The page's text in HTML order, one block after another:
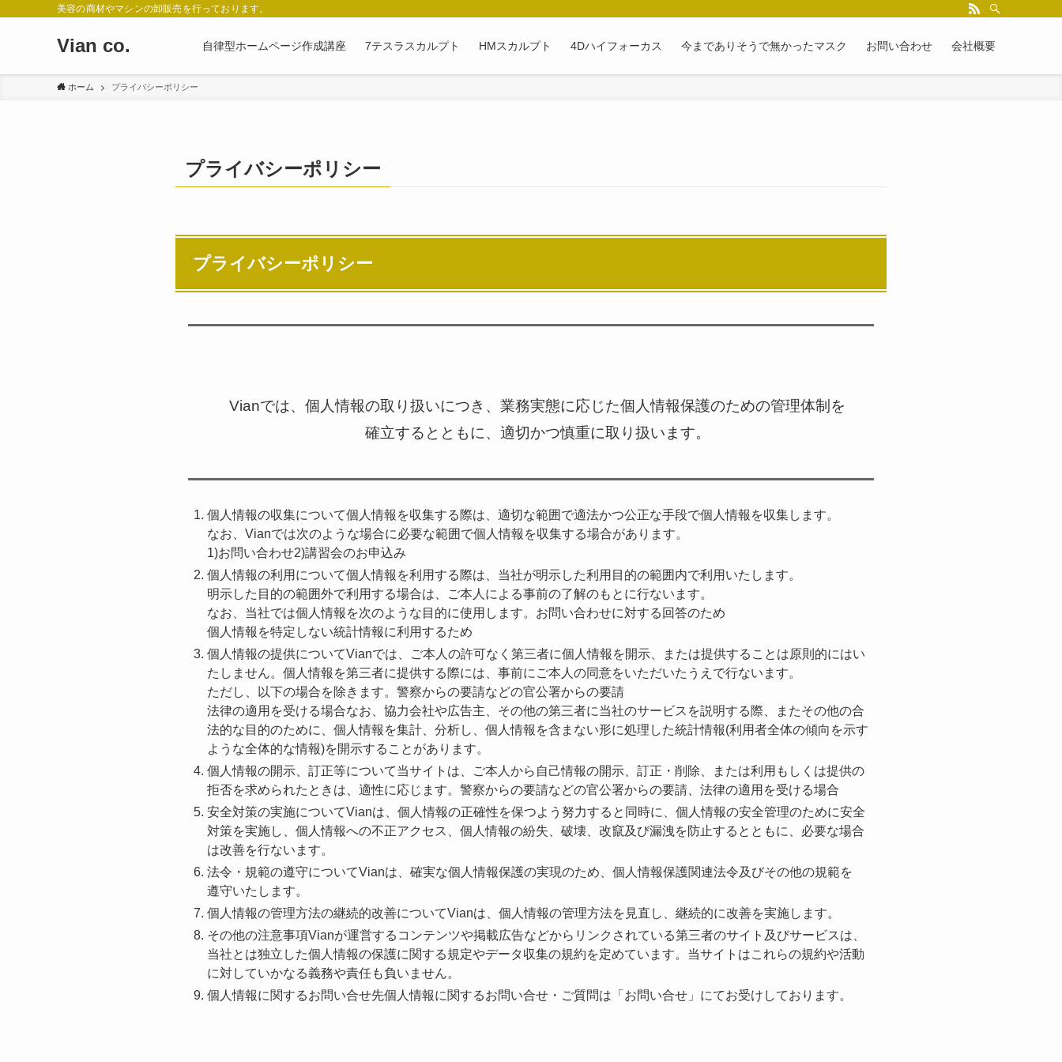
美容の商材やマシンの卸販売を行っております。
Vian co. 自律型ホームページ作成講座 7テスラスカルプト HMスカルプト 4Dハイフォーカス 今までありそうで無かったマスク お問い合わせ 会社概要
ホーム プライバシーポリシー
プライバシーポリシー
プライバシーポリシー
Vianでは、個人情報の取り扱いにつき、業務実態に応じた個人情報保護のための管理体制を
確立するとともに、適切かつ慎重に取り扱います。
個人情報の収集について個人情報を収集する際は、適切な範囲で適法かつ公正な手段で個人情報を収集します。
なお、Vianでは次のような場合に必要な範囲で個人情報を収集する場合があります。
1)お問い合わせ2)講習会のお申込み
個人情報の利用について個人情報を利用する際は、当社が明示した利用目的の範囲内で利用いたします。
明示した目的の範囲外で利用する場合は、ご本人による事前の了解のもとに行ないます。
なお、当社では個人情報を次のような目的に使用します。お問い合わせに対する回答のため
個人情報を特定しない統計情報に利用するため
個人情報の提供についてVianでは、ご本人の許可なく第三者に個人情報を開示、または提供することは原則的にはい
たしません。個人情報を第三者に提供する際には、事前にご本人の同意をいただいたうえで行ないます。
ただし、以下の場合を除きます。警察からの要請などの官公署からの要請
法律の適用を受ける場合なお、協力会社や広告主、その他の第三者に当社のサービスを説明する際、またその他の合
法的な目的のために、個人情報を集計、分析し、個人情報を含まない形に処理した統計情報(利用者全体の傾向を示す
ような全体的な情報)を開示することがあります。
個人情報の開示、訂正等について当サイトは、ご本人から自己情報の開示、訂正・削除、または利用もしくは提供の
拒否を求められたときは、適性に応じます。警察からの要請などの官公署からの要請、法律の適用を受ける場合
安全対策の実施についてVianは、個人情報の正確性を保つよう努力すると同時に、個人情報の安全管理のために安全
対策を実施し、個人情報への不正アクセス、個人情報の紛失、破壊、改竄及び漏洩を防止するとともに、必要な場合
は改善を行ないます。
法令・規範の遵守についてVianは、確実な個人情報保護の実現のため、個人情報保護関連法令及びその他の規範を
遵守いたします。
個人情報の管理方法の継続的改善についてVianは、個人情報の管理方法を見直し、継続的に改善を実施します。
その他の注意事項Vianが運営するコンテンツや掲載広告などからリンクされている第三者のサイト及びサービスは、
当社とは独立した個人情報の保護に関する規定やデータ収集の規約を定めています。当サイトはこれらの規約や活動
に対していかなる義務や責任も負いません。
個人情報に関するお問い合せ先個人情報に関するお問い合せ・ご質問は「お問い合せ」にてお受けしております。